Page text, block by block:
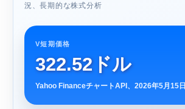
況、長期的な株式分析
V短期価格
322.52ドル
Yahoo FinanceチャートAPI、2026年5月15日